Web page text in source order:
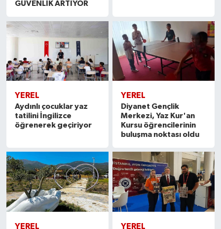
GÜVENLİK ARTIYOR
YEREL
Aydınlı çocuklar yaz
tatilini İngilizce
öğrenerek geçiriyor
YEREL
Diyanet Gençlik
Merkezi, Yaz Kur'an
Kursu öğrencilerinin
buluşma noktası oldu
YEREL YEREL